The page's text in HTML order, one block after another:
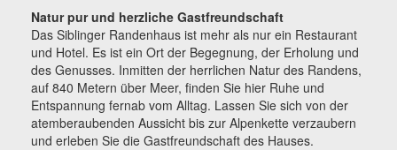
Natur pur und herzliche Gastfreundschaft
Das Siblinger Randenhaus ist mehr als nur ein Restaurant
und Hotel. Es ist ein Ort der Begegnung, der Erholung und
des Genusses. Inmitten der herrlichen Natur des Randens,
auf 840 Metern über Meer, finden Sie hier Ruhe und
Entspannung fernab vom Alltag. Lassen Sie sich von der
atemberaubenden Aussicht bis zur Alpenkette verzaubern
und erleben Sie die Gastfreundschaft des Hauses.